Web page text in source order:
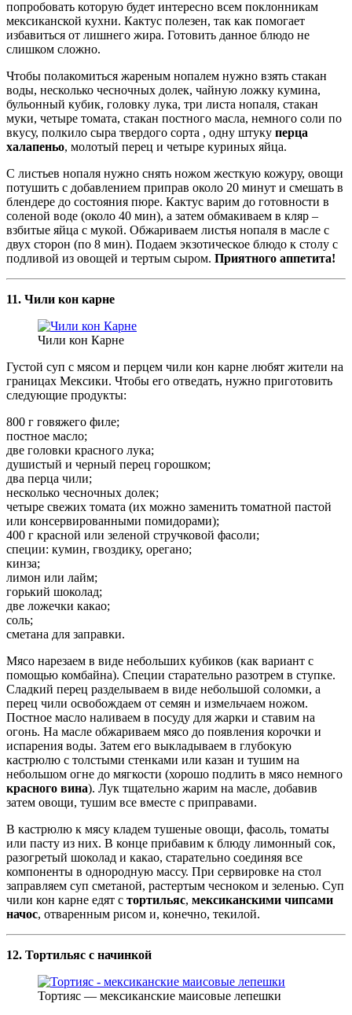
попробовать которую будет интересно всем поклонникам
мексиканской кухни. Кактус полезен, так как помогает
избавиться от лишнего жира. Готовить данное блюдо не
слишком сложно.
Чтобы полакомиться жареным нопалем нужно взять стакан
воды, несколько чесночных долек, чайную ложку кумина,
бульонный кубик, головку лука, три листа нопаля, стакан
муки, четыре томата, стакан постного масла, немного соли по
вкусу, полкило сыра твердого сорта , одну штуку перца
халапеньо, молотый перец и четыре куриных яйца.
С листьев нопаля нужно снять ножом жесткую кожуру, овощи
потушить с добавлением приправ около 20 минут и смешать в
блендере до состояния пюре. Кактус варим до готовности в
соленой воде (около 40 мин), а затем обмакиваем в кляр –
взбитые яйца с мукой. Обжариваем листья нопаля в масле с
двух сторон (по 8 мин). Подаем экзотическое блюдо к столу с
подливой из овощей и тертым сыром. Приятного аппетита!
11. Чили кон карне
Чили кон Карне
Густой суп с мясом и перцем чили кон карне любят жители на
границах Мексики. Чтобы его отведать, нужно приготовить
следующие продукты:
800 г говяжего филе;
постное масло;
две головки красного лука;
душистый и черный перец горошком;
два перца чили;
несколько чесночных долек;
четыре свежих томата (их можно заменить томатной пастой
или консервированными помидорами);
400 г красной или зеленой стручковой фасоли;
специи: кумин, гвоздику, орегано;
кинза;
лимон или лайм;
горький шоколад;
две ложечки какао;
соль;
сметана для заправки.
Мясо нарезаем в виде небольших кубиков (как вариант с
помощью комбайна). Специи старательно разотрем в ступке.
Сладкий перец разделываем в виде небольшой соломки, а
перец чили освобождаем от семян и измельчаем ножом.
Постное масло наливаем в посуду для жарки и ставим на
огонь. На масле обжариваем мясо до появления корочки и
испарения воды. Затем его выкладываем в глубокую
кастрюлю с толстыми стенками или казан и тушим на
небольшом огне до мягкости (хорошо подлить в мясо немного
красного вина). Лук тщательно жарим на масле, добавив
затем овощи, тушим все вместе с приправами.
В кастрюлю к мясу кладем тушеные овощи, фасоль, томаты
или пасту из них. В конце прибавим к блюду лимонный сок,
разогретый шоколад и какао, старательно соединяя все
компоненты в однородную массу. При сервировке на стол
заправляем суп сметаной, растертым чесноком и зеленью. Суп
чили кон карне едят с тортильяс, мексиканскими чипсами
начос, отваренным рисом и, конечно, текилой.
12. Тортильяс с начинкой
Тортияс — мексиканские маисовые лепешки